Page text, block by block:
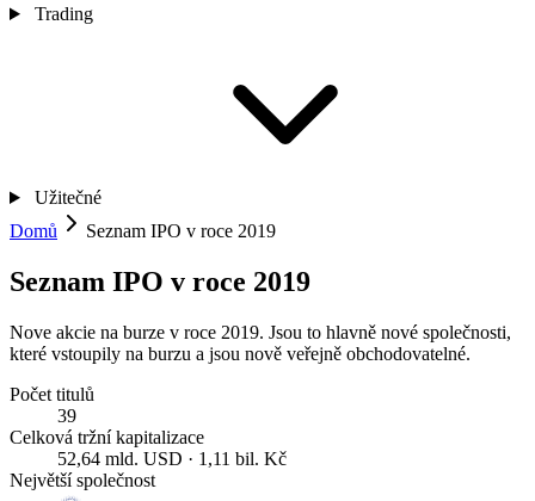
Trading
Užitečné
Domů
Seznam IPO v roce 2019
Seznam IPO v roce 2019
Nove akcie na burze v roce 2019. Jsou to hlavně nové společnosti,
které vstoupily na burzu a jsou nově veřejně obchodovatelné.
Počet titulů
39
Celková tržní kapitalizace
52,64 mld. USD · 1,11 bil. Kč
Největší společnost